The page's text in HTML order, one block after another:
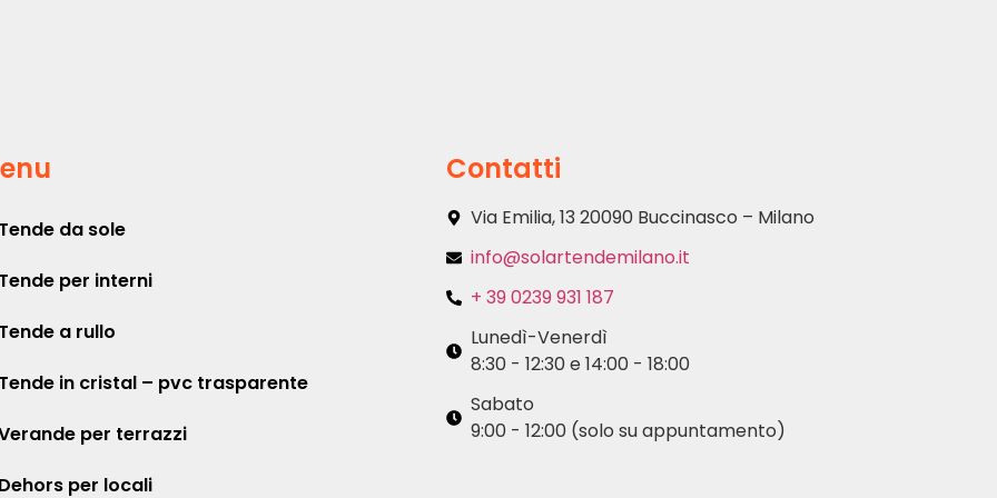
Tende da sole
Tende per interni
Tende a rullo
Tende in cristal – pvc trasparente
per terrazzi
Dehors per locali
Contatti
Via Emilia, 13 20090 Buccinasco – Milano
info@solartendemilano.it
+ 39 0239 931 187
Lunedì-Venerdì
8:30 - 12:30 e 14:00 - 18:00
Sabato
9:00 - 12:00 (solo su appuntamento)